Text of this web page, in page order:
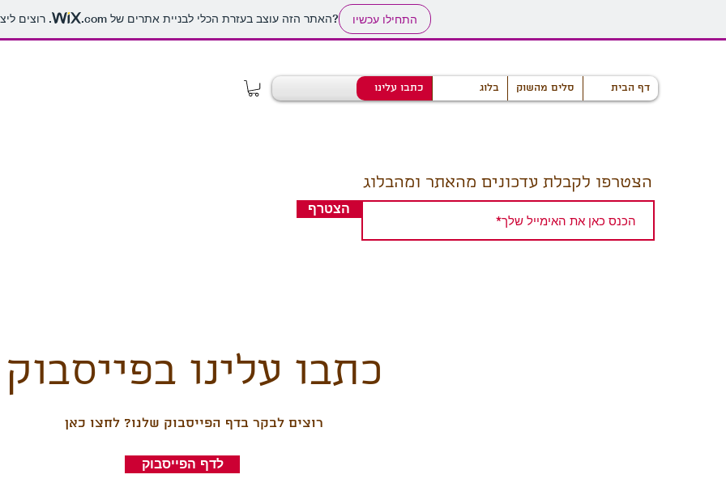
האתר הזה עוצב בעזרת הכלי לבניית אתרים של.com . רוצים ליצור אתר משלכם? התחילו עכשיו
דף הבית סלים מהשוק בלוג כתבו עלינו
הצטרפו לקבלת עדכונים מהאתר ומהבלוג
הצטרף
כתבו עלינו בפייסבוק
רוצים לבקר בדף הפייסבוק שלנו? לחצו כאן
לדף הפייסבוק